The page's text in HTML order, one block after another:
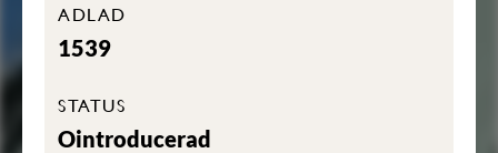
ADLAD
1539
STATUS
Ointroducerad